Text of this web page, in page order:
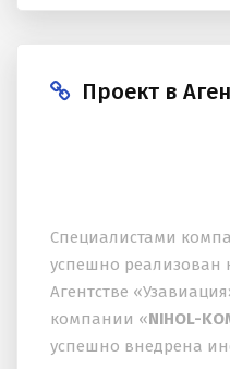
Проект в
Специалистами
успешно реализован
Агентстве
компании «NIHOL-
успешно внедрена